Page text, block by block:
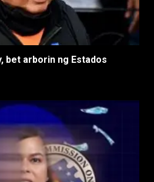
bet arborin ng Estados